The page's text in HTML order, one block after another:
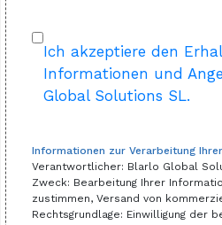
Ich akzeptiere den
Informationen und
Global Solutions SL.
Informationen zur Verarbeitung
Verantwortlicher: Blarlo Global
Zweck: Bearbeitung Ihrer
zustimmen, Versand von
Rechtsgrundlage: Einwilligung der